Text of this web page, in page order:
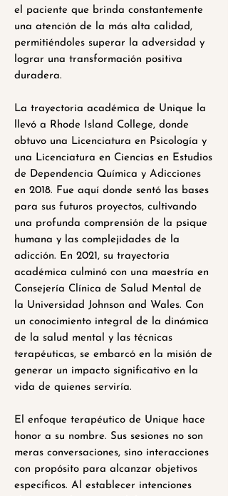
el paciente que brinda constantemente
una atención de la más alta calidad,
permitiéndoles superar la adversidad y
lograr una transformación positiva
duradera.
La trayectoria académica de Unique la
llevó a Rhode Island College, donde
obtuvo una Licenciatura en Psicología y
una Licenciatura en Ciencias en Estudios
de Dependencia Química y Adicciones
en 2018. Fue aquí donde sentó las bases
para sus futuros proyectos, cultivando
una profunda comprensión de la psique
humana y las complejidades de la
adicción. En 2021, su trayectoria
académica culminó con una maestría en
Consejería Clínica de Salud Mental de
la Universidad Johnson and Wales. Con
un conocimiento integral de la dinámica
de la salud mental y las técnicas
terapéuticas, se embarcó en la misión de
generar un impacto significativo en la
vida de quienes serviría.
El enfoque terapéutico de Unique hace
honor a su nombre. Sus sesiones no son
meras conversaciones, sino interacciones
con propósito para alcanzar objetivos
específicos. Al establecer intenciones